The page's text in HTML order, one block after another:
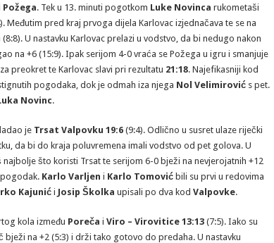
Požega. Tek u 13. minuti pogotkom Luke Novinca rukometaši
Međutim pred kraj prvoga dijela Karlovac izjednačava te se na
U nastavku Karlovac prelazi u vodstvo, da bi nedugo nakon
na +6 (15:9). Ipak serijom 4-0 vraća se Požega u igru i smanjuje
preokret te Karlovac slavi pri rezultatu 21:18. Najefikasniji kod
pogodaka, dok je odmah iza njega Nol Velimirović s pet.
Novinc.
je Trsat Valpovku 19:6 (9:4). Odlično u susret ulaze riječki
da bi do kraja poluvremena imali vodstvo od pet golova. U
što koristi Trsat te serijom 6-0 bježi na nevjerojatnih +12
Karlo Varljen i Karlo Tomović bili su prvi u redovima
Kajunići Josip Školka upisali po dva kod Valpovke.
kola između Poreča i Viro – Virovitice 13:13 (7:5). Iako su
na +2 (5:3) i drži tako gotovo do predaha. U nastavku